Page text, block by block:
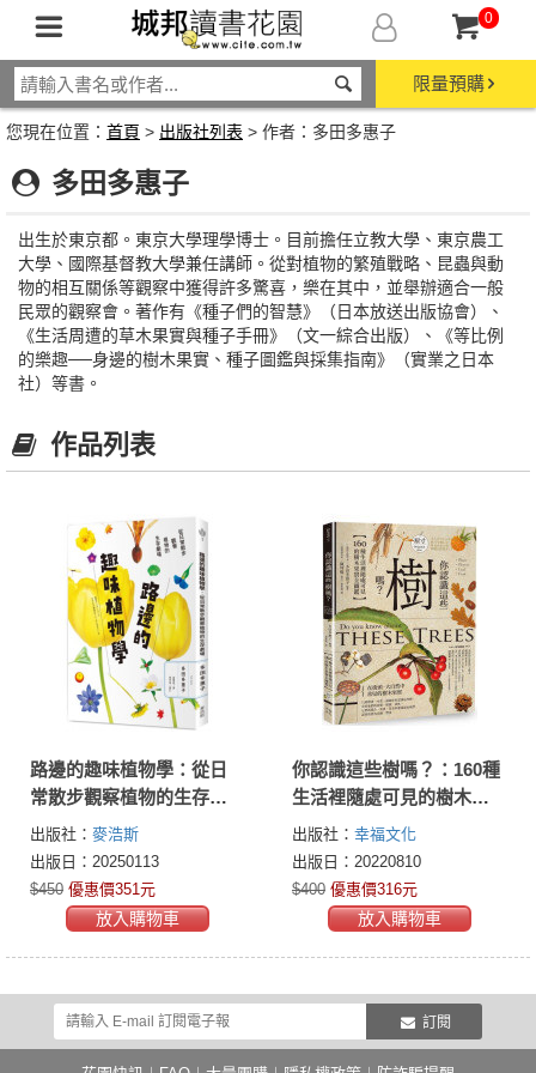
0
限量預購
您現在位置： 首頁 > 出版社列表 > 作者：多田多惠子
多田多惠子
出生於東京都。東京大學理學博士。目前擔任立教大學、東京農工
大學、國際基督教大學兼任講師。從對植物的繁殖戰略、昆蟲與動
物的相互關係等觀察中獲得許多驚喜，樂在其中，並舉辦適合一般
民眾的觀察會。著作有《種子們的智慧》（日本放送出版協會）、
《生活周遭的草木果實與種子手冊》（文一綜合出版）、《等比例
的樂趣──身邊的樹木果實、種子圖鑑與採集指南》（實業之日本
社）等書。
作品列表
路邊的趣味植物學：從日
常散步觀察植物的生存劇
場
出版社： 麥浩斯
出版日：20250113
$450 優惠價351元
放入購物車
你認識這些樹嗎？：160種
生活裡隨處可見的樹木果
實全圖鑑
出版社： 幸福文化
出版日：20220810
$400 優惠價316元
放入購物車
訂閱